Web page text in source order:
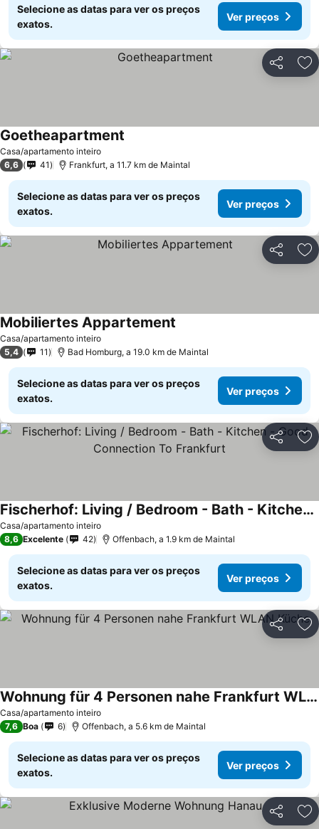
Selecione as datas para ver os preços
exatos.
Ver preços
Partilhar
Casa/apartamento inteiro
Goetheapartment
6,6 41 Frankfurt, a 11.7 km de Maintal
Selecione as datas para ver os preços
exatos.
Ver preços
Partilhar
Casa/apartamento inteiro
Mobiliertes Appartement
5,4 11 Bad Homburg, a 19.0 km de Maintal
Selecione as datas para ver os preços
exatos.
Ver preços
Partilhar
Casa/apartamento inteiro
Fischerhof: Living / Bedroom - Bath - Kitchen - Good Connection To Frankfurt
8,6 Excelente 42 Offenbach, a 1.9 km de Maintal
Selecione as datas para ver os preços
exatos.
Ver preços
Partilhar
Casa/apartamento inteiro
Wohnung für 4 Personen nahe Frankfurt WLAN Küche
7,6 Boa 6 Offenbach, a 5.6 km de Maintal
Selecione as datas para ver os preços
exatos.
Ver preços
Partilhar